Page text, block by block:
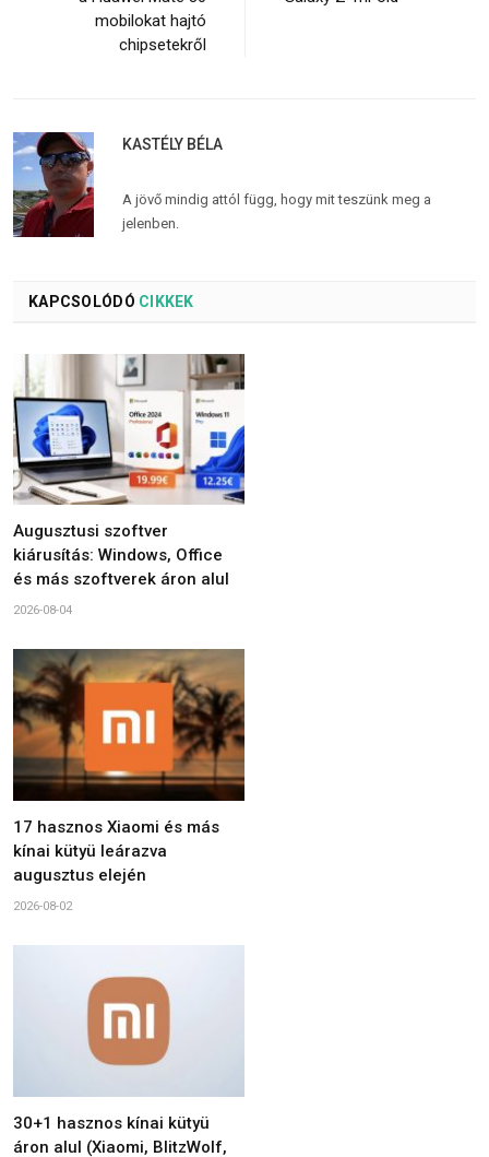
mobilokat hajtó
chipsetekről
KASTÉLY BÉLA
A jövő mindig attól függ, hogy mit teszünk meg a
jelenben.
KAPCSOLÓDÓ CIKKEK
Augusztusi szoftver
kiárusítás: Windows, Office
és más szoftverek áron alul
2026-08-04
17 hasznos Xiaomi és más
kínai kütyü leárazva
augusztus elején
2026-08-02
30+1 hasznos kínai kütyü
áron alul (Xiaomi, BlitzWolf,